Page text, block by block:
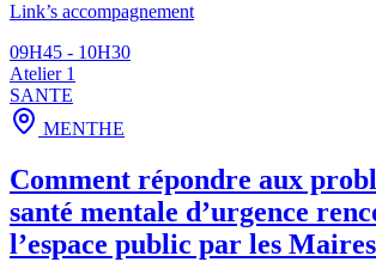
Link’s accompagnement
09H45 - 10H30
Atelier 1
SANTE
MENTHE
Comment répondre aux
santé mentale d’urgence
l’espace public par les